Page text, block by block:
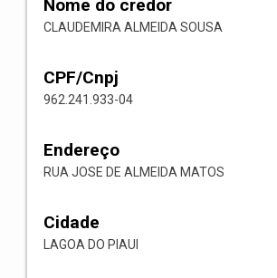
Nome do credor
CLAUDEMIRA ALMEIDA SOUSA
CPF/Cnpj
962.241.933-04
Endereço
RUA JOSE DE ALMEIDA MATOS
Cidade
LAGOA DO PIAUI